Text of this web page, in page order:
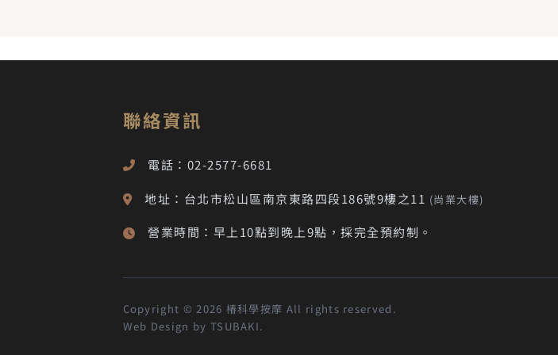
聯絡資訊
電話：02-2577-6681
地址：台北市松山區南京東路四段186號9樓之11 (尚業大樓)
營業時間：早上10點到晚上9點，採完全預約制。
Copyright © 2026 椿科學按摩 All rights reserved.
Web Design by TSUBAKI.